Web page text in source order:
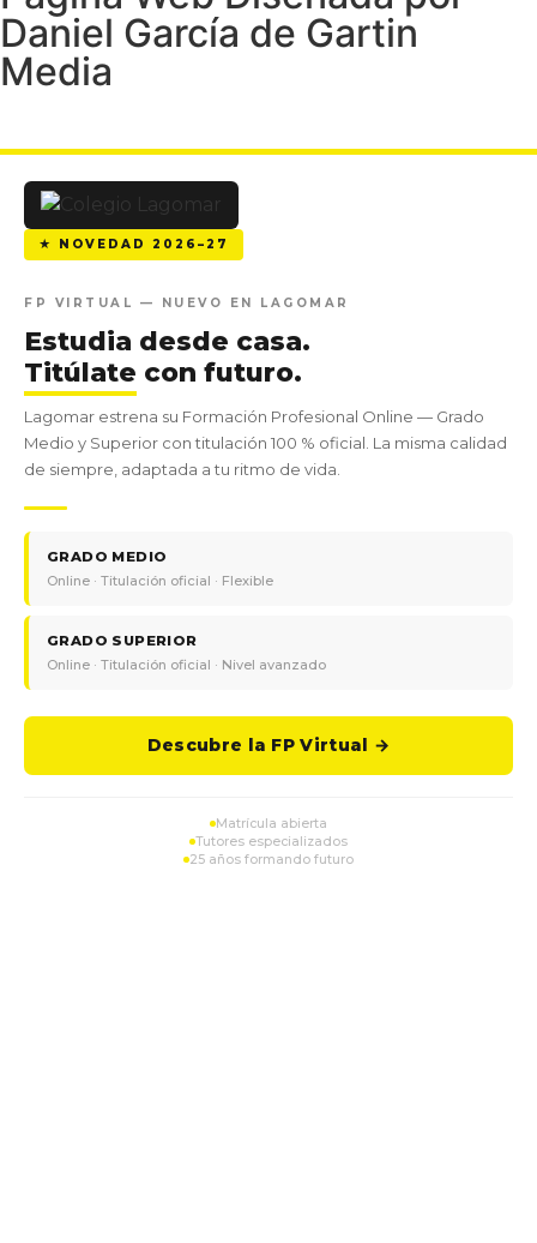
Daniel García de Gartin
Media
★ NOVEDAD 2026–27
FP VIRTUAL — NUEVO EN LAGOMAR
Estudia desde casa.
Titúlate con futuro.
Lagomar estrena su Formación Profesional Online — Grado
Medio y Superior con titulación 100 % oficial. La misma calidad
de siempre, adaptada a tu ritmo de vida.
GRADO MEDIO
Online · Titulación oficial · Flexible
GRADO SUPERIOR
Online · Titulación oficial · Nivel avanzado
Descubre la FP Virtual →
Matrícula abierta
Tutores especializados
25 años formando futuro